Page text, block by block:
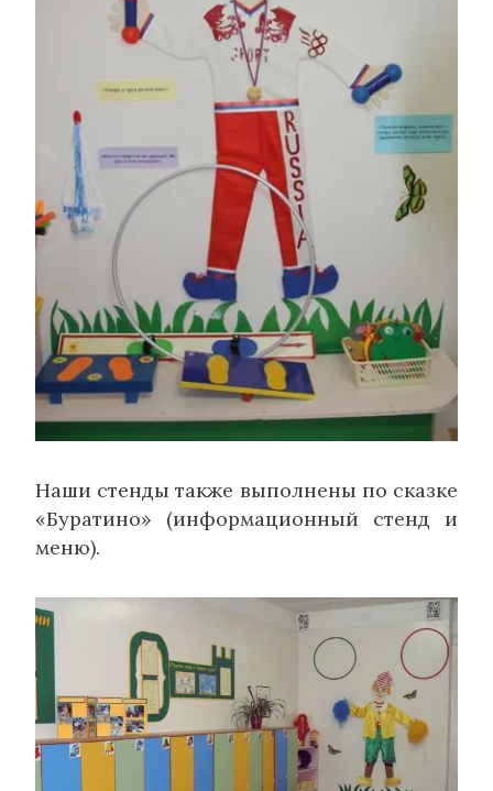
Наши стенды также выполнены по сказке
«Буратино» (информационный стенд и
меню).